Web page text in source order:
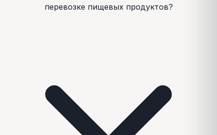
перевозке пищевых продуктов?